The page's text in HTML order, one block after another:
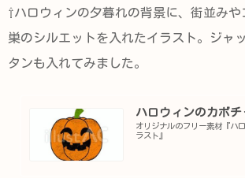
⇧ハロウィンの夕暮れの背景に、街並み
巣のシルエットを入れたイラスト。ジャ
タンも入れてみました。
ハロウィンのカボチ
オリジナルのフリー素材『ハ
ラスト』